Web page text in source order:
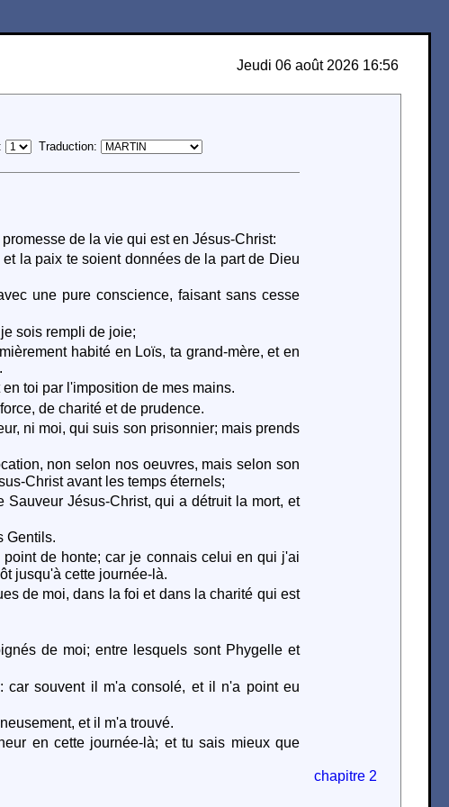
Jeudi 06 août 2026 16:56
Traduction:
de la vie qui est en Jésus-Christ:
la paix te soient données de la part de Dieu
une pure conscience, faisant sans cesse
sois rempli de joie;
habité en Loïs, ta grand-mère, et en
toi par l'imposition de mes mains.
de charité et de prudence.
ni moi, qui suis son prisonnier; mais prends
non selon nos oeuvres, mais selon son
Christ avant les temps éternels;
Jésus-Christ, qui a détruit la mort, et
Gentils.
de honte; car je connais celui en qui j'ai
jusqu'à cette journée-là.
de moi, dans la foi et dans la charité qui est
de moi; entre lesquels sont Phygelle et
car souvent il m'a consolé, et il n'a point eu
et il m'a trouvé.
en cette journée-là; et tu sais mieux que
chapitre 2